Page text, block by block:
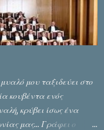
μου ταξιδεύει στο
κουβέντα ενός
κρύβει ίσως ένα
μας... Γράφει ο